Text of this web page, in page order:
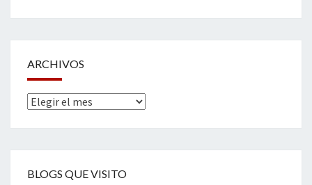
ARCHIVOS
Archivos
BLOGS QUE VISITO